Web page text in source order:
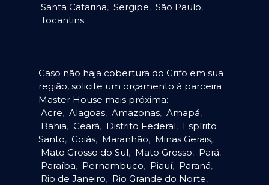
Santa Catarina, Sergipe, São Paulo,
Tocantins.
Caso não haja cobertura do Grifo em sua
região, solicite um orçamento à parceira
Master House mais próxima:
Acre, Alagoas, Amazonas, Amapá,
Bahia, Ceará, Distrito Federal, Espírito
Santo, Goiás, Maranhão, Minas Gerais,
Mato Grosso do Sul, Mato Grosso, Pará,
Paraíba, Pernambuco, Piauí, Paraná,
Rio de Janeiro, Rio Grande do Norte,